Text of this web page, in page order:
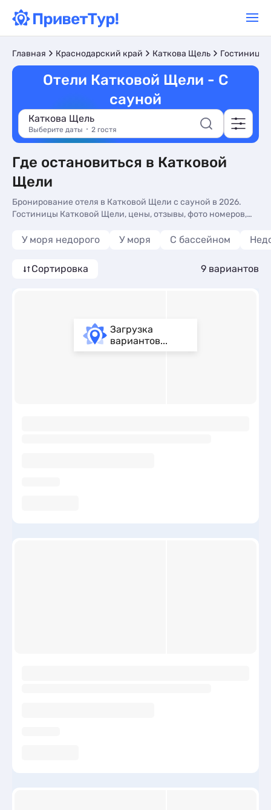
Главная Краснодарский край Каткова Щель Гостиницы
Отели Катковой Щели - С
сауной
Каткова Щель
Выберите даты 2 гостя
Где остановиться в Катковой
Щели
Бронирование отеля в Катковой Щели с сауной в 2026.
Гостиницы Катковой Щели, цены, отзывы, фото номеров,
У моря недорого У моря С бассейном
Сортировка 9 вариантов
Загрузка
вариантов...